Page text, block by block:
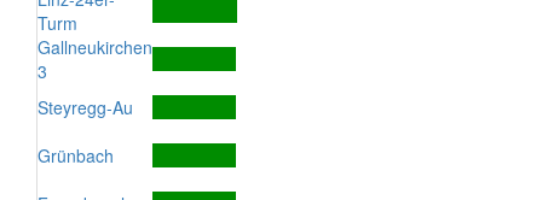
Turm
Gallneukirchen
3
Steyregg-Au
Grünbach